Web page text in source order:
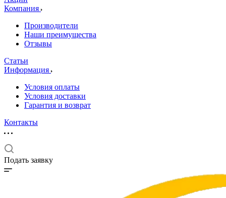
Компания
Производители
Наши преимущества
Отзывы
Статьи
Информация
Условия оплаты
Условия доставки
Гарантия и возврат
Контакты
Подать заявку